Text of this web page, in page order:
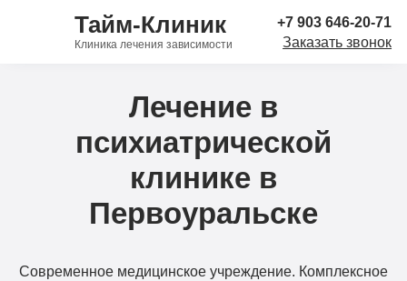
Тайм-Клиник
Клиника лечения зависимости
+7 903 646-20-71
Заказать звонок
Лечение в
психиатрической
клинике в
Первоуральске
Современное медицинское учреждение. Комплексное